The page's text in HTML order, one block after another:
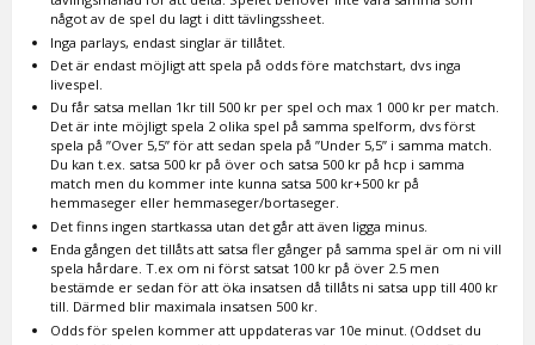
något av de spel du lagt i ditt tävlingssheet.
Inga parlays, endast singlar är tillåtet.
Det är endast möjligt att spela på odds före matchstart, dvs inga
livespel.
Du får satsa mellan 1kr till 500 kr per spel och max 1 000 kr per match.
Det är inte möjligt spela 2 olika spel på samma spelform, dvs först
spela på ”Over 5,5” för att sedan spela på ”Under 5,5” i samma match.
Du kan t.ex. satsa 500 kr på över och satsa 500 kr på hcp i samma
match men du kommer inte kunna satsa 500 kr+500 kr på
hemmaseger eller hemmaseger/bortaseger.
Det finns ingen startkassa utan det går att även ligga minus.
Enda gången det tillåts att satsa fler gånger på samma spel är om ni vill
spela hårdare. T.ex om ni först satsat 100 kr på över 2.5 men
bestämde er sedan för att öka insatsen då tillåts ni satsa upp till 400 kr
till. Därmed blir maximala insatsen 500 kr.
Odds för spelen kommer att uppdateras var 10e minut. (Oddset du